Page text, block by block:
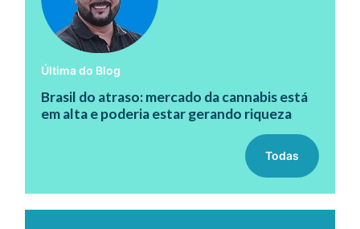
Última do Blog
Brasil do atraso: mercado da cannabis está
em alta e poderia estar gerando riqueza
Todas